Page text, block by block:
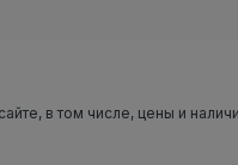
в том числе, цены и